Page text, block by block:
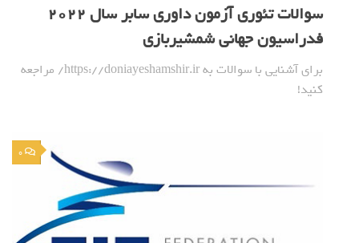
سوالات تئوری آزمون داوری سابر سال 2022
فدراسیون جهانی شمشیربازی
برای آشنایی با سوالات به https://doniayeshamshir.ir/ مراجعه
کنید!
0